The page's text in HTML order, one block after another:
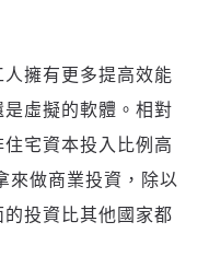
擁有更多提高效能
虛擬的軟體。相對
宅資本投入比例高
來做商業投資，除以
投資比其他國家都
提交